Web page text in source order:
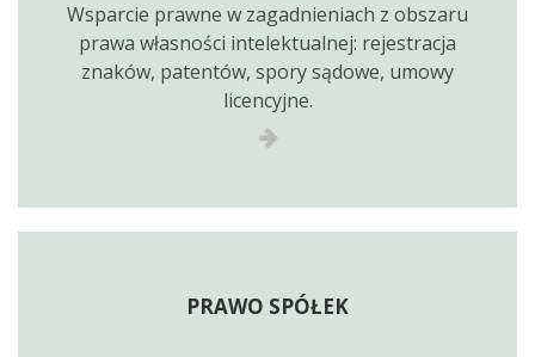
Wsparcie prawne w zagadnieniach z obszaru
prawa własności intelektualnej: rejestracja
znaków, patentów, spory sądowe, umowy
licencyjne.
PRAWO SPÓŁEK